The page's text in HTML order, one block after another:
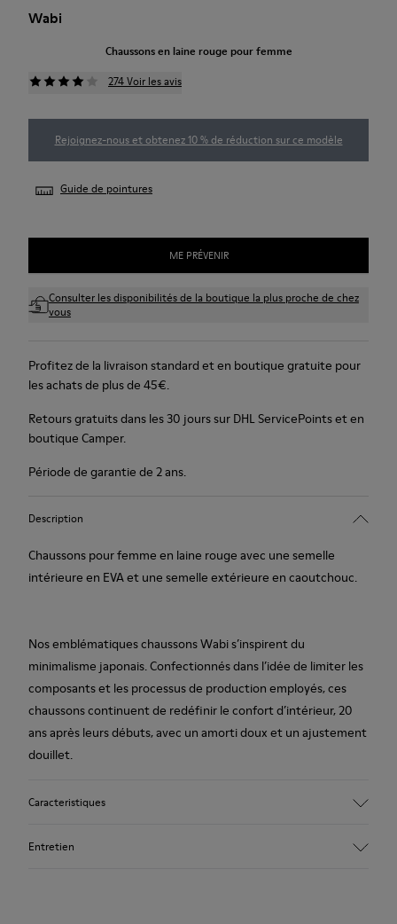
Wabi
Chaussons en laine rouge pour femme
274 Voir les avis
Rejoignez-nous et obtenez 10 % de réduction sur ce modèle
Guide de pointures
ME PRÉVENIR
Consulter les disponibilités de la boutique la plus proche de chez
vous
Profitez de la livraison standard et en boutique gratuite pour
les achats de plus de 45€.
Retours gratuits dans les 30 jours sur DHL ServicePoints et en
boutique Camper.
Période de garantie de 2 ans.
Description
Chaussons pour femme en laine rouge avec une semelle
intérieure en EVA et une semelle extérieure en caoutchouc.
Nos emblématiques chaussons Wabi s’inspirent du
minimalisme japonais. Confectionnés dans l’idée de limiter les
composants et les processus de production employés, ces
chaussons continuent de redéfinir le confort d’intérieur, 20
ans après leurs débuts, avec un amorti doux et un ajustement
douillet.
Caracteristiques
Entretien